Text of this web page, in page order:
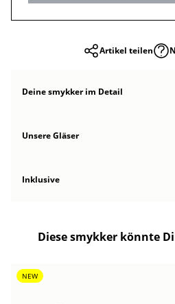
Artikel teilen
Deine smykkerim Detail
Unsere Gläser
Inklusive
Diese smykker könnte
NEW